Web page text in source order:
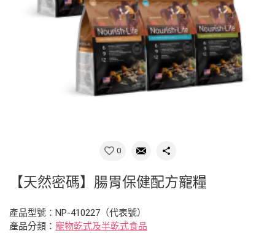
0
【天然密碼】腸胃保健配方寵糧
產品型號：NP-410227（代表號）
產品分類： 寵物乾式及半乾式食品